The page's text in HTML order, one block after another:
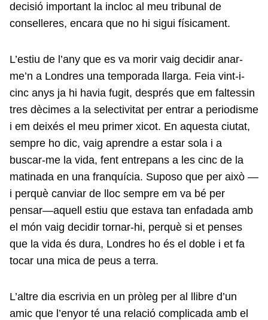
decisió important la incloc al meu tribunal de
conselleres, encara que no hi sigui físicament.
L’estiu de l’any que es va morir vaig decidir anar-
me’n a Londres una temporada llarga. Feia vint-i-
cinc anys ja hi havia fugit, després que em faltessin
tres dècimes a la selectivitat per entrar a periodisme
i em deixés el meu primer xicot. En aquesta ciutat,
sempre ho dic, vaig aprendre a estar sola i a
buscar-me la vida, fent entrepans a les cinc de la
matinada en una franquícia. Suposo que per això —
i perquè canviar de lloc sempre em va bé per
pensar—aquell estiu que estava tan enfadada amb
el món vaig decidir tornar-hi, perquè si et penses
que la vida és dura, Londres ho és el doble i et fa
tocar una mica de peus a terra.
L’altre dia escrivia en un pròleg per al llibre d’un
amic que l’enyor té una relació complicada amb el